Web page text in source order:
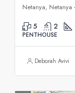
Netanya, Netanya
5 2
PENTHOUSE
Deborah Avivi